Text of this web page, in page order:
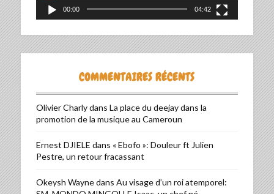
00:00 04:42
COMMENTAIRES RÉCENTS
Olivier Charlydans La place du deejay dans la
promotion de la musique au Cameroun
Ernest DJIELE dans « Ebofo »: Douleur ft Julien
Pestre, un retour fracassant
Okeysh Waynedans Au visage d’un roi atemporel: